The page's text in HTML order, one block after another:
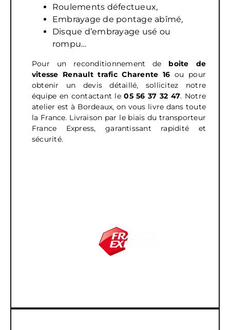
Roulements défectueux,
Embrayage de pontage abîmé,
Disque d’embrayage usé ou
rompu…
Pour un reconditionnement de boite de
vitesse Renault trafic Charente 16 ou pour
obtenir un devis détaillé, sollicitez notre
équipe en contactant le05 56 37 32 47. Notre
atelier est à Bordeaux, on vous livre dans toute
la France. Livraison par le biais du transporteur
France Express, garantissant rapidité et
sécurité.